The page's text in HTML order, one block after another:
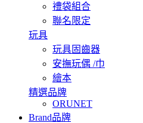
禮袋組合
聯名限定
玩具
玩具固齒器
安撫玩偶 /巾
繪本
精選品牌
ORUNET
Brand品牌